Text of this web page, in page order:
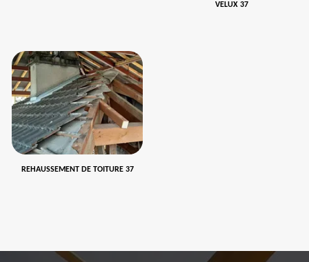
VELUX 37
REHAUSSEMENT DE TOITURE 37